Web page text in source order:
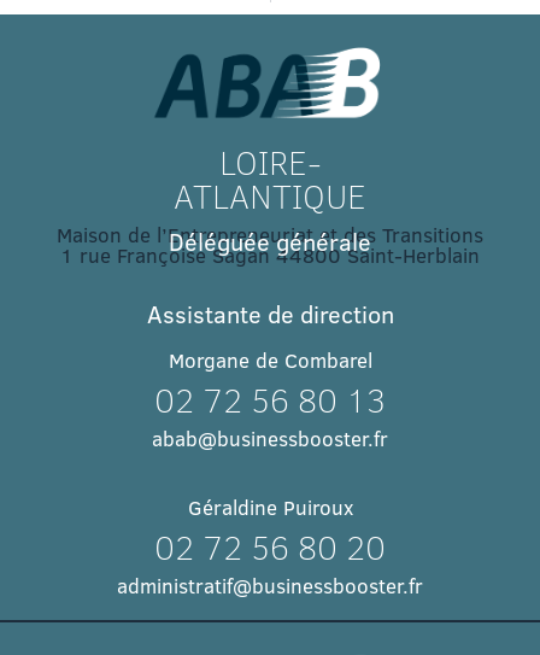
LOIRE-
ATLANTIQUE
Maison de l’Entrepreneuriat et des Transitions
1 rue Françoise Sagan 44800 Saint-Herblain
Déléguée générale
Assistante de direction
Morgane de Combarel
02 72 56 80 13
abab@businessbooster.fr
Géraldine Puiroux
02 72 56 80 20
administratif@businessbooster.fr